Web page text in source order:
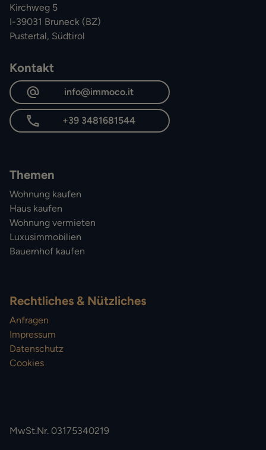
Kirchweg 5
I-39031 Bruneck (BZ)
Pustertal, Südtirol
Kontakt
info@immoco.it
+39 3481681544
Themen
Wohnung kaufen
Haus kaufen
Wohnung vermieten
Luxusimmobilien
Bauernhof kaufen
Rechtliches & Nützliches
Anfragen
Impressum
Datenschutz
Cookies
MwSt.Nr. 03175340219